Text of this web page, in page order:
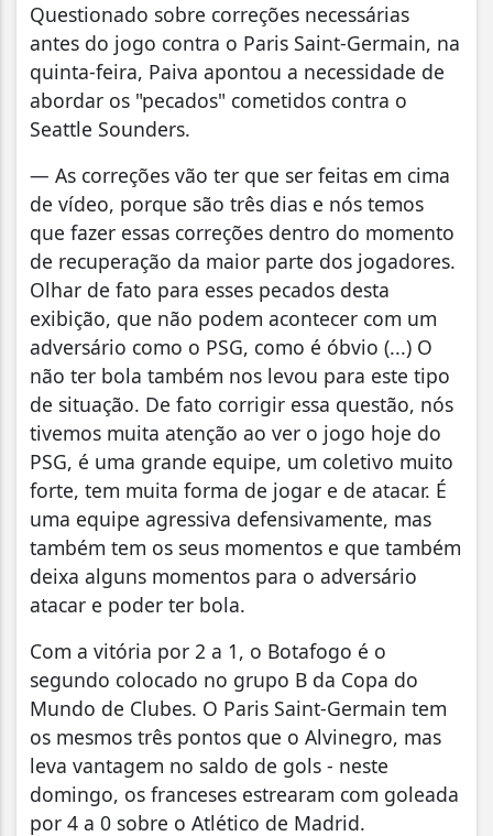
Questionado sobre correções necessárias
antes do jogo contra o Paris Saint-Germain, na
quinta-feira, Paiva apontou a necessidade de
abordar os "pecados" cometidos contra o
Seattle Sounders.
— As correções vão ter que ser feitas em cima
de vídeo, porque são três dias e nós temos
que fazer essas correções dentro do momento
de recuperação da maior parte dos jogadores.
Olhar de fato para esses pecados desta
exibição, que não podem acontecer com um
adversário como o PSG, como é óbvio (...) O
não ter bola também nos levou para este tipo
de situação. De fato corrigir essa questão, nós
tivemos muita atenção ao ver o jogo hoje do
PSG, é uma grande equipe, um coletivo muito
forte, tem muita forma de jogar e de atacar. É
uma equipe agressiva defensivamente, mas
também tem os seus momentos e que também
deixa alguns momentos para o adversário
atacar e poder ter bola.
Com a vitória por 2 a 1, o Botafogo é o
segundo colocado no grupo B da Copa do
Mundo de Clubes. O Paris Saint-Germain tem
os mesmos três pontos que o Alvinegro, mas
leva vantagem no saldo de gols - neste
domingo, os franceses estrearam com goleada
por 4 a 0 sobre o Atlético de Madrid.